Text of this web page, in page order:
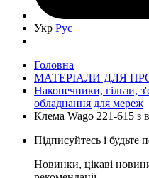
Укр Рус
Головна
МАТЕРІАЛИ ДЛЯ
Наконечники, гільзи,
обладнання для мереж
Клема Wago 221-615 з
Підписуйтесь і будьте
Новинки, цікаві